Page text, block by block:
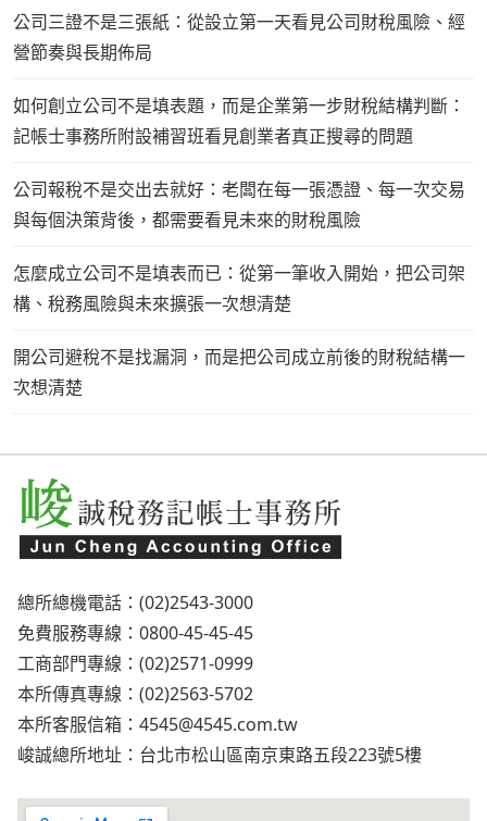
公司三證不是三張紙：從設立第一天看見公司財稅風險、經
營節奏與長期佈局
如何創立公司不是填表題，而是企業第一步財稅結構判斷：
記帳士事務所附設補習班看見創業者真正搜尋的問題
公司報稅不是交出去就好：老闆在每一張憑證、每一次交易
與每個決策背後，都需要看見未來的財稅風險
怎麼成立公司不是填表而已：從第一筆收入開始，把公司架
構、稅務風險與未來擴張一次想清楚
開公司避稅不是找漏洞，而是把公司成立前後的財稅結構一
次想清楚
總所總機電話：(02)2543-3000
免費服務專線：0800-45-45-45
工商部門專線：(02)2571-0999
本所傳真專線：(02)2563-5702
本所客服信箱： 4545@4545.com.tw
峻誠總所地址：台北市松山區南京東路五段223號5樓